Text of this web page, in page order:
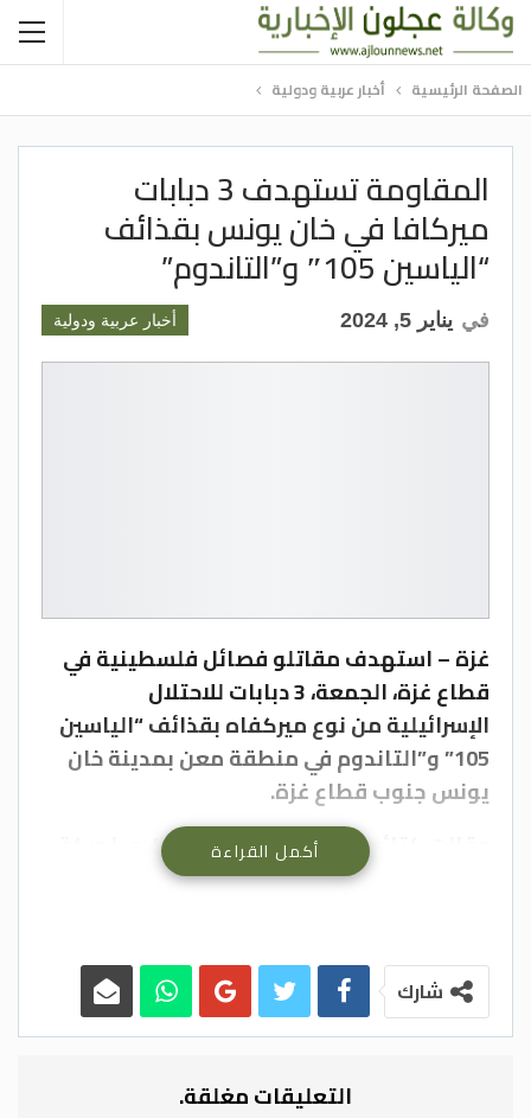
الصفحة الرئيسية أخبار عربية ودولية
المقاومة تستهدف 3 دبابات
ميركافا في خان يونس بقذائف
“الياسين 105″ و”التاندوم”
أخبار عربية ودولية في يناير 5, 2024
غزة – استهدف مقاتلو فصائل فلسطينية في
قطاع غزة، الجمعة، 3 دبابات للاحتلال
الإسرائيلية من نوع ميركفاه بقذائف “الياسين
105” و”التاندوم في منطقة معن بمدينة خان
يونس جنوب قطاع غزة.
وقالت كتائب القسام، الجناح العسكري لحركة
المقاومة الإسلامية الفلسطينية (حماس)، عبر
العسكرية لحركة الجهاد الإسلامي.
ودكت كتائب القسام تجمعا لآليات قوات
قطاع غزة بقذائف الهاون من العيار
أكمل القراءة
شارك
التعليقات مغلقة.